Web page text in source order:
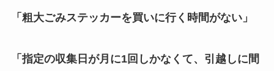
「粗大ごみステッカーを買いに行く時間がない」
「指定の収集日が月に1回しかなくて、引越しに間